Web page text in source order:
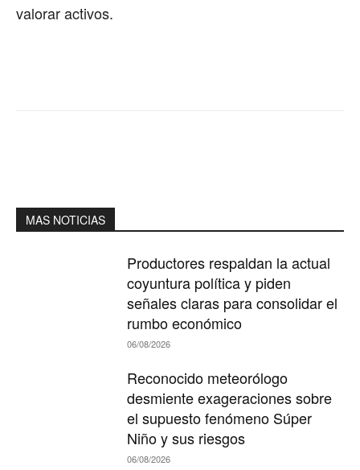
valorar activos.
MAS NOTICIAS
Productores respaldan la actual
coyuntura política y piden
señales claras para consolidar el
rumbo económico
06/08/2026
Reconocido meteorólogo
desmiente exageraciones sobre
el supuesto fenómeno Súper
Niño y sus riesgos
06/08/2026